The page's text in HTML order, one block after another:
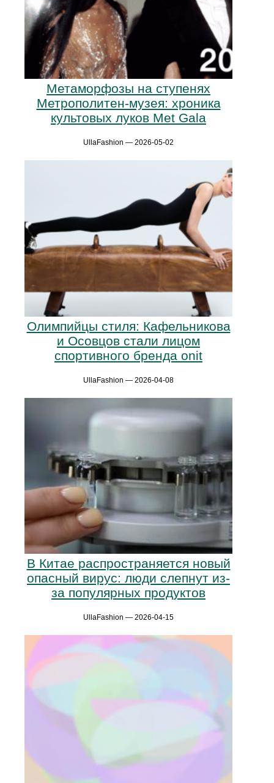
Метаморфозы на ступенях
Метрополитен-музея: хроника
культовых луков Met Gala
UllaFashion — 2026-05-02
Олимпийцы стиля: Кафельникова
и Осовцов стали лицом
спортивного бренда onit
UllaFashion — 2026-04-08
В Китае распространяется новый
опасный вирус: люди слепнут из-
за популярных продуктов
UllaFashion — 2026-04-15